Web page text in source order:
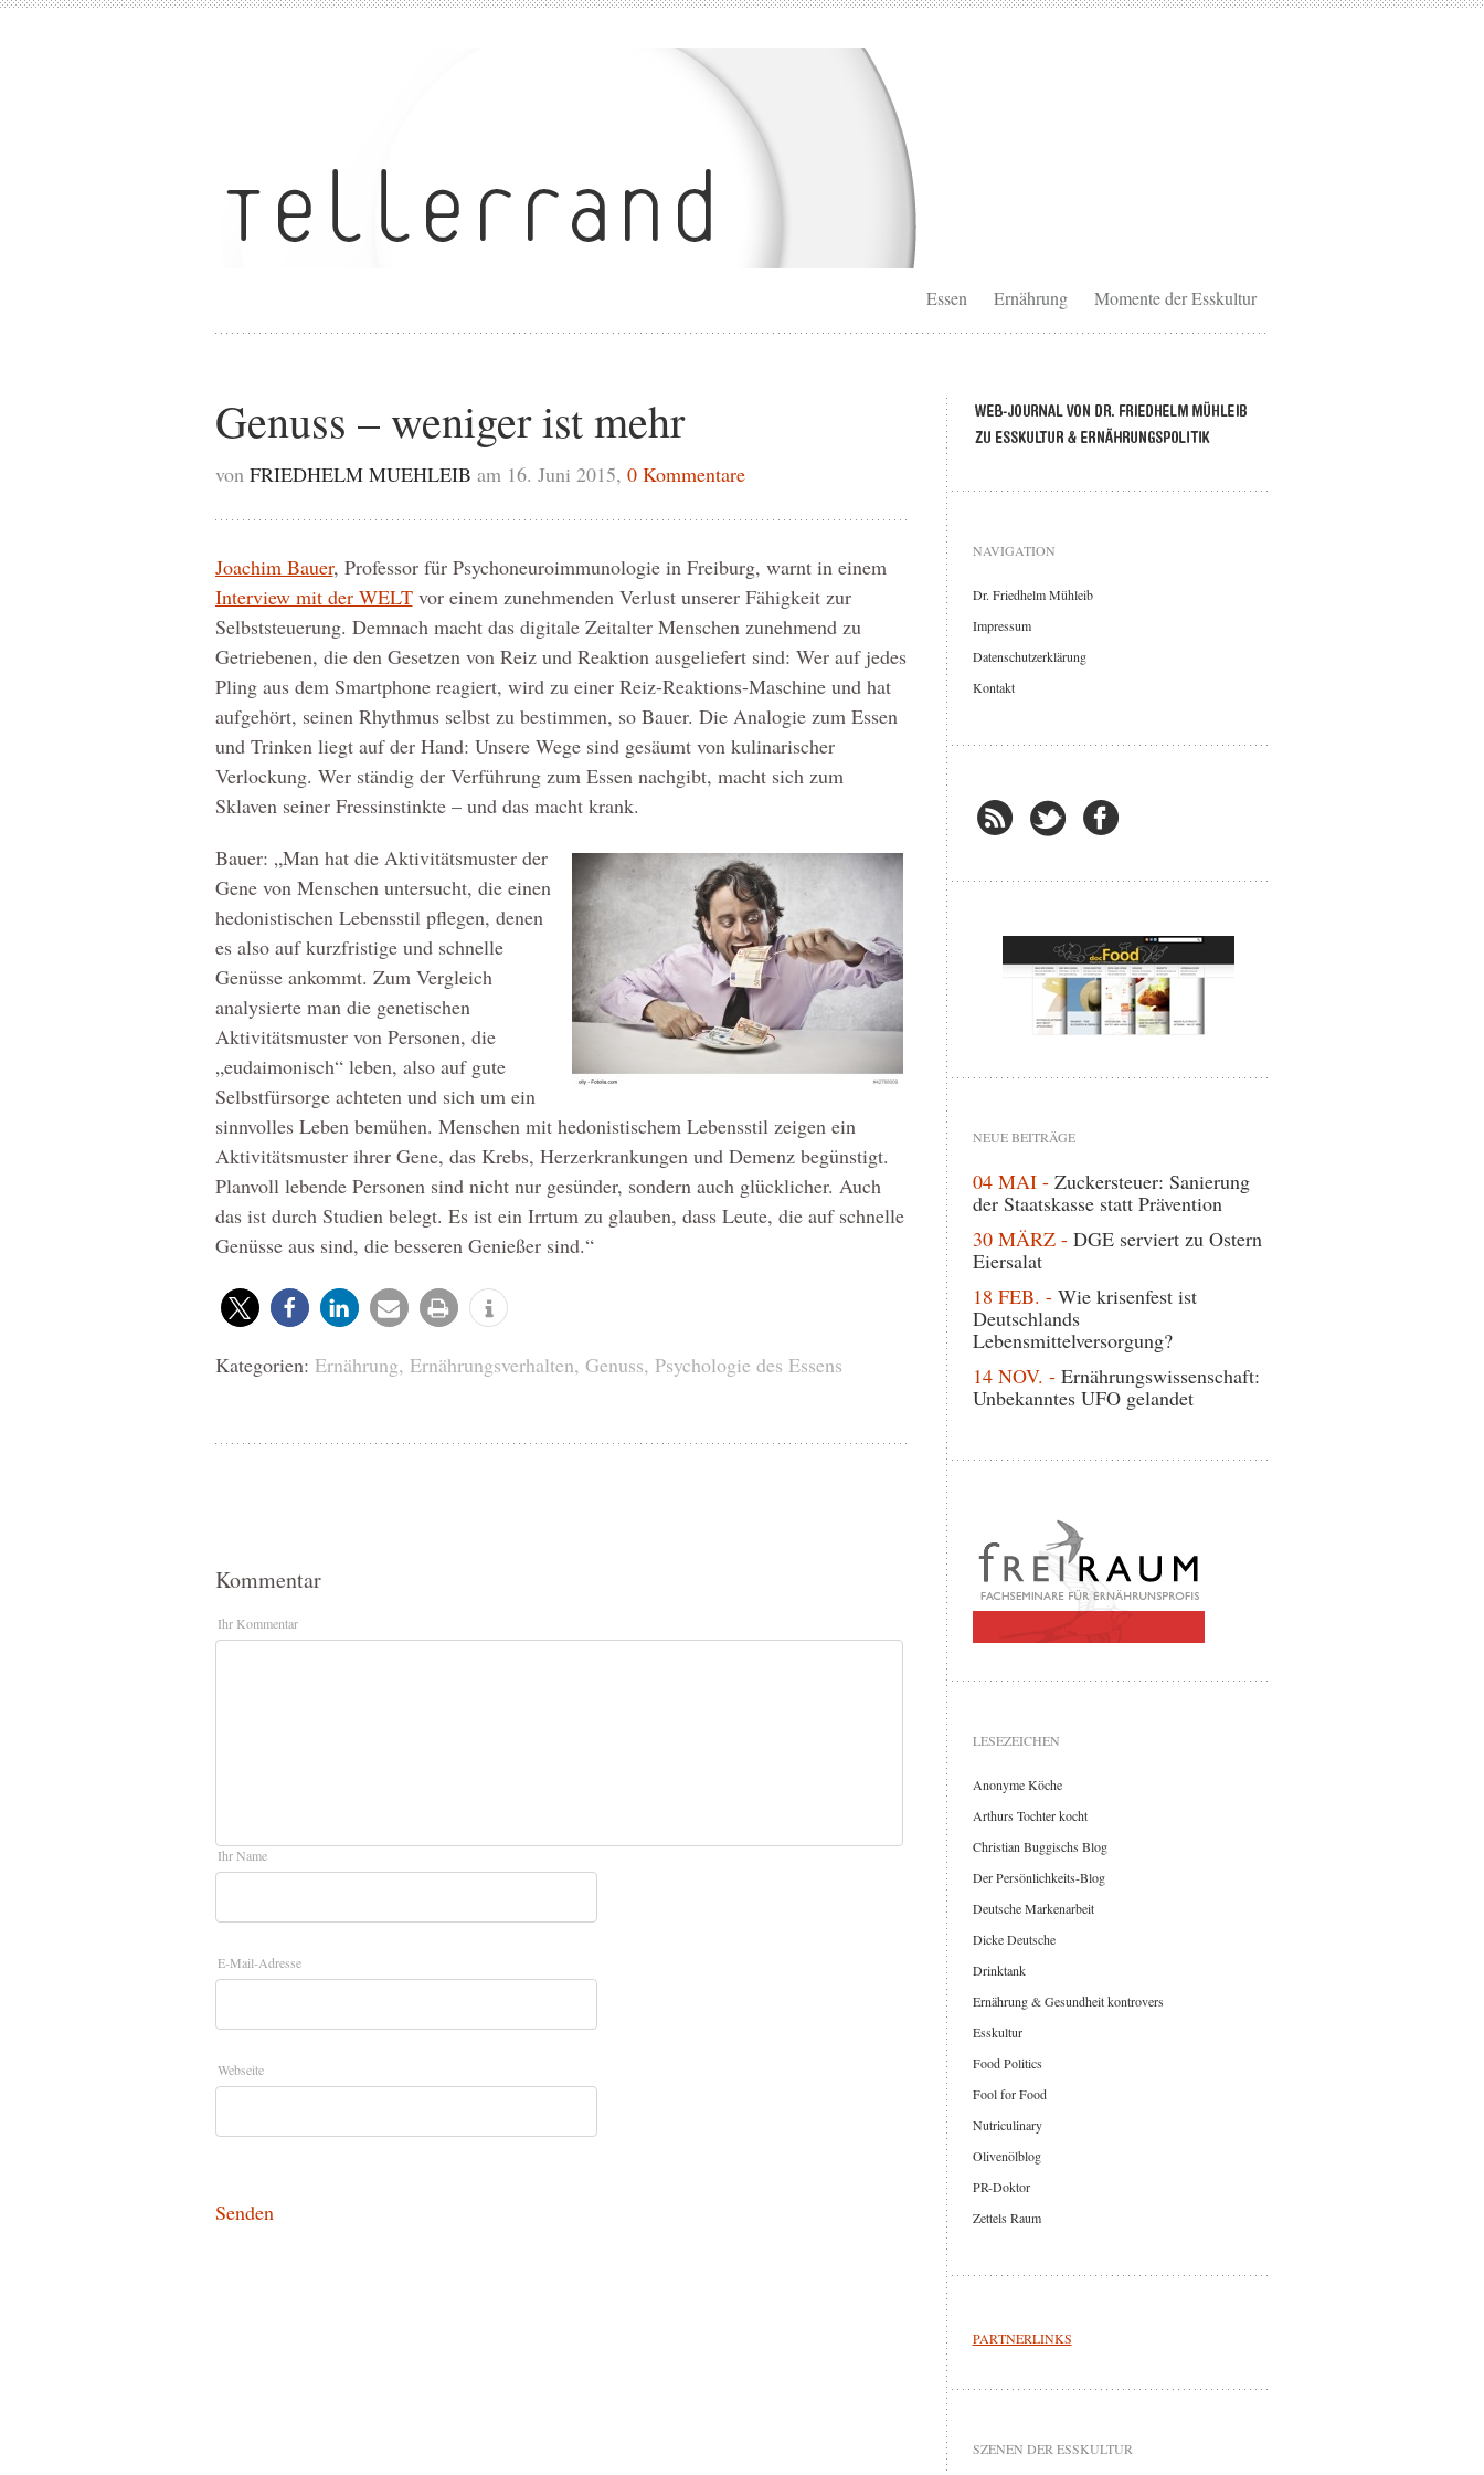
Essen Ernährung Momente der Esskultur
Genuss – weniger ist mehr
von FRIEDHELM MUEHLEIB am 16. Juni 2015, 0 Kommentare
Joachim Bauer, Professor für Psychoneuroimmunologie in Freiburg, warnt in einem
Interview mit der WELTvor einem zunehmenden Verlust unserer Fähigkeit zur
Selbststeuerung. Demnach macht das digitale Zeitalter Menschen zunehmend zu
Getriebenen, die den Gesetzen von Reiz und Reaktion ausgeliefert sind: Wer auf jedes
Pling aus dem Smartphone reagiert, wird zu einer Reiz-Reaktions-Maschine und hat
aufgehört, seinen Rhythmus selbst zu bestimmen, so Bauer. Die Analogie zum Essen
und Trinken liegt auf der Hand: Unsere Wege sind gesäumt von kulinarischer
Verlockung. Wer ständig der Verführung zum Essen nachgibt, macht sich zum
Sklaven seiner Fressinstinkte – und das macht krank.
Bauer: „Man hat die Aktivitätsmuster der
Gene von Menschen untersucht, die einen
hedonistischen Lebensstil pflegen, denen
es also auf kurzfristige und schnelle
Genüsse ankommt. Zum Vergleich
analysierte man die genetischen
Aktivitätsmuster von Personen, die
„eudaimonisch“ leben, also auf gute
Selbstfürsorge achteten und sich um ein
sinnvolles Leben bemühen. Menschen mit hedonistischem Lebensstil zeigen ein
Aktivitätsmuster ihrer Gene, das Krebs, Herzerkrankungen und Demenz begünstigt.
Planvoll lebende Personen sind nicht nur gesünder, sondern auch glücklicher. Auch
das ist durch Studien belegt. Es ist ein Irrtum zu glauben, dass Leute, die auf schnelle
Genüsse aus sind, die besseren Genießer sind.“
Kategorien: Ernährung, Ernährungsverhalten, Genuss, Psychologie des Essens
Kommentar
Ihr Kommentar
Ihr Name
E-Mail-Adresse
Webseite
NAVIGATION
Dr. Friedhelm Mühleib
Impressum
Datenschutzerklärung
Kontakt
NEUE BEITRÄGE
04 MAI - Zuckersteuer: Sanierung
der Staatskasse statt Prävention
30 MÄRZ - DGE serviert zu Ostern
Eiersalat
18 FEB. - Wie krisenfest ist
Deutschlands
Lebensmittelversorgung?
14 NOV. - Ernährungswissenschaft:
Unbekanntes UFO gelandet
LESEZEICHEN
Anonyme Köche
Arthurs Tochter kocht
Christian Buggischs Blog
Der Persönlichkeits-Blog
Deutsche Markenarbeit
Dicke Deutsche
Drinktank
Ernährung & Gesundheit kontrovers
Esskultur
Food Politics
Fool for Food
Nutriculinary
Olivenölblog
PR-Doktor
Zettels Raum
PARTNERLINKS
SZENEN DER ESSKULTUR